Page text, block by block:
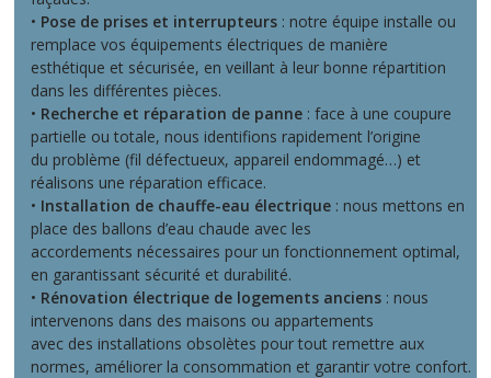
• Pose de prises et interrupteurs : notre équipe installe ou
remplace vos équipements électriques de manière
esthétique et sécurisée, en veillant à leur bonne répartition
dans les différentes pièces.
• Recherche et réparation de panne : face à une coupure
partielle ou totale, nous identifions rapidement l’origine
du problème (fil défectueux, appareil endommagé…) et
réalisons une réparation efficace.
• Installation de chauffe-eau électrique : nous mettons en
place des ballons d’eau chaude avec les
accordements nécessaires pour un fonctionnement optimal,
en garantissant sécurité et durabilité.
• Rénovation électrique de logements anciens : nous
intervenons dans des maisons ou appartements
avec des installations obsolètes pour tout remettre aux
normes, améliorer la consommation et garantir votre confort.